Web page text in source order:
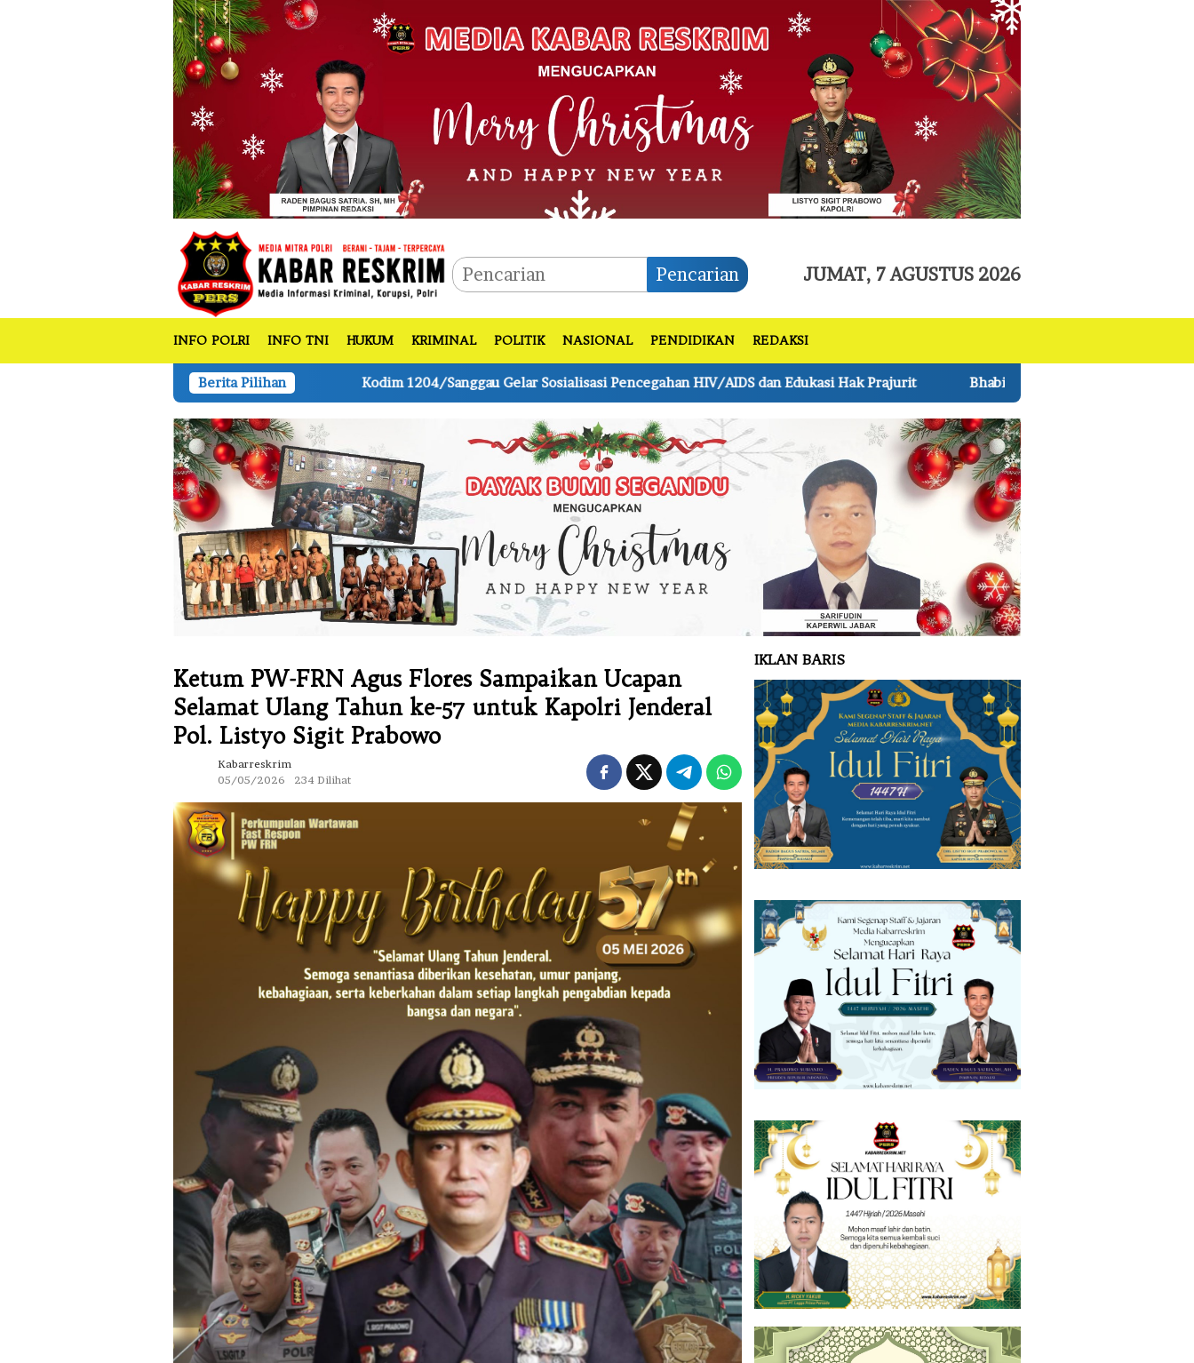
Pencarian JUMAT, 7 AGUSTUS 2026
INFO POLRI INFO TNI HUKUM KRIMINAL POLITIK NASIONAL PENDIDIKAN REDAKSI
Berita Pilihan
Kodim 1204/Sanggau Gelar Sosialisasi Pencegahan HIV/AIDS dan Edukasi Hak Prajurit Bhabinkamtibmas Polsek Pkl Kerinci Monitoring Jagung Pipil 1 Ha di
Ketum PW-FRN Agus Flores Sampaikan Ucapan
Selamat Ulang Tahun ke-57 untuk Kapolri Jenderal
Pol. Listyo Sigit Prabowo
Kabarreskrim
05/05/2026
234 Dilihat
IKLAN BARIS